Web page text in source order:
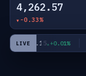
4,262.57
-0.33%
LIVE
JPY182.15 +0.01%